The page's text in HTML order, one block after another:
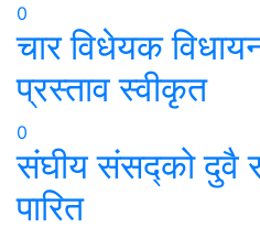
0
चार विधेयक
प्रस्ताव स्वीकृत
0
संघीय संसद्को दुवै
पारित